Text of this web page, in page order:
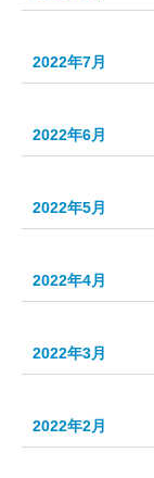
2022年7月
2022年6月
2022年5月
2022年4月
2022年3月
2022年2月